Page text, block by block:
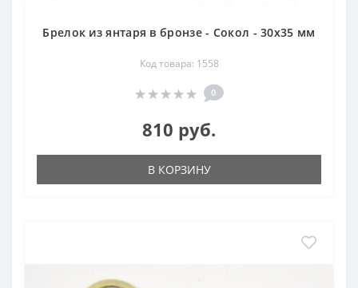
Брелок из янтаря в бронзе - Сокол - 30х35 мм
Код товара: 1558
0
810 руб.
В КОРЗИНУ